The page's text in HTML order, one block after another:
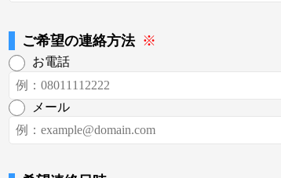
ご希望の連絡方法 ※
お電話
メール